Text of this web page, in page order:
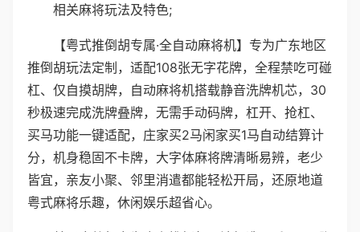
相关麻将玩法及特色;
【粤式推倒胡专属·全自动麻将机】专为广东地区
推倒胡玩法定制，适配108张无字花牌，全程禁吃可碰
杠、仅自摸胡牌，自动麻将机搭载静音洗牌机芯，30
秒极速完成洗牌叠牌，无需手动码牌，杠开、抢杠、
买马功能一键适配，庄家买2马闲家买1马自动结算计
分，机身稳固不卡牌，大字体麻将牌清晰易辨，老少
皆宜，亲友小聚、邻里消遣都能轻松开局，还原地道
粤式麻将乐趣，休闲娱乐超省心。